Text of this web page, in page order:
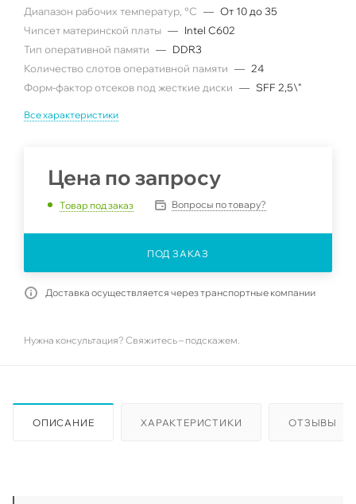
Диапазон рабочих температур, °C — От 10 до 35
Чипсет материнской платы — Intel C602
Тип оперативной памяти — DDR3
Количество слотов оперативной памяти — 24
Форм-фактор отсеков под жесткие диски — SFF 2,5\"
Все характеристики
Цена по запросу
Товар под заказ Вопросы по товару?
ПОД ЗАКАЗ
Доставка осуществляется через транспортные компании
Нужна консультация? Свяжитесь – подскажем.
ОПИСАНИЕ ХАРАКТЕРИСТИКИ ОТЗЫВЫ